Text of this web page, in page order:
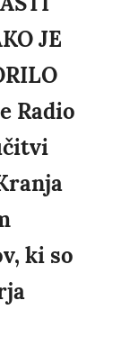
JE
Radio
ki so